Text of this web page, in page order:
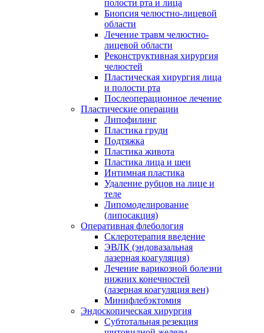
полости рта и лица
Биопсия челюстно-лицевой
области
Лечение травм челюстно-
лицевой области
Реконструктивная хирургия
челюстей
Пластическая хирургия лица
и полости рта
Послеоперационное лечение
Пластические операции
Липофилинг
Пластика груди
Подтяжка
Пластика живота
Пластика лица и шеи
Интимная пластика
Удаление рубцов на лице и
теле
Липомоделирование
(липосакция)
Оперативная флебология
Склеротерапия введение
ЭВЛК (эндовазальная
лазерная коагуляция)
Лечение варикозной болезни
нижних конечностей
(лазерная коагуляция вен)
Минифлебэктомия
Эндоскопическая хирургия
Субтотальная резекция